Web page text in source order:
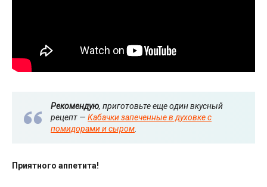
Рекомендую, приготовьте еще один вкусный
рецепт — Кабачки запеченные в духовке с
помидорами и сыром
Приятного аппетита!